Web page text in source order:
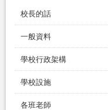
校長的話
一般資料
學校行政架構
學校設施
各班老師